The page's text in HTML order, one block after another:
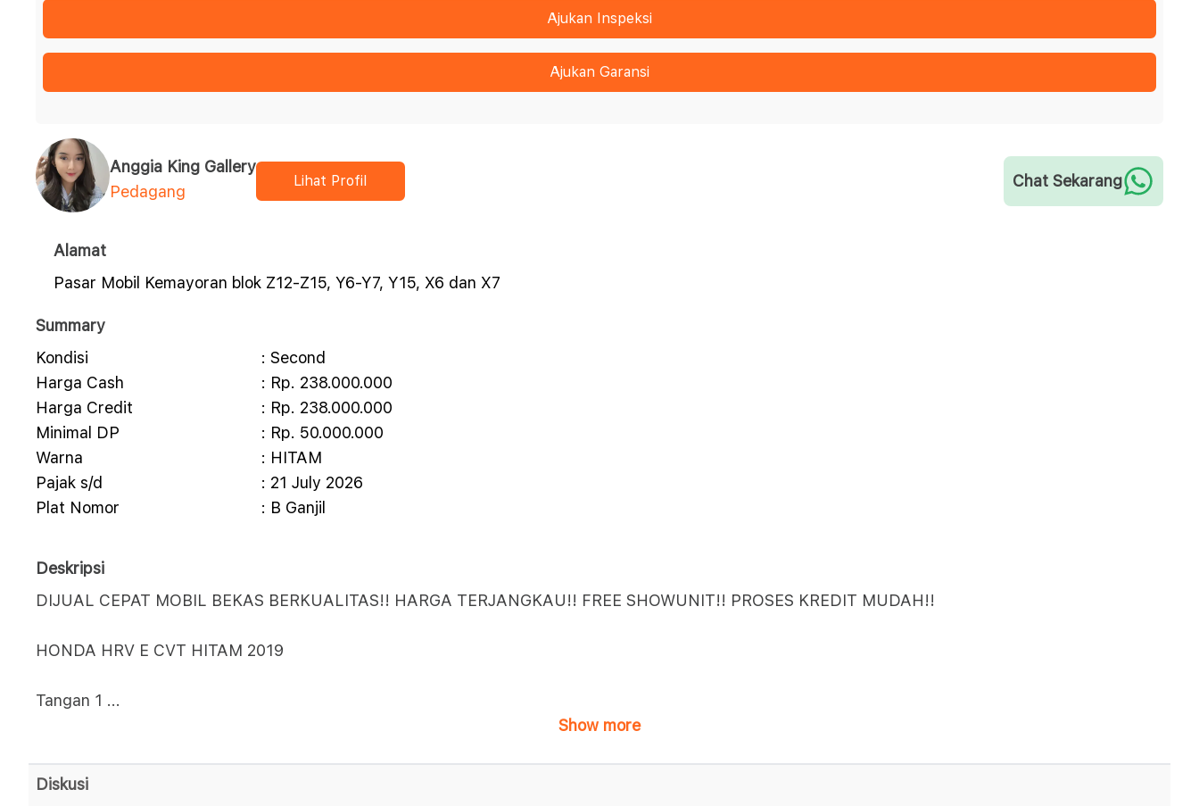
Ajukan Inspeksi
Ajukan Garansi
Anggia King Gallery
Pedagang
Lihat Profil Chat Sekarang
Alamat
Pasar Mobil Kemayoran blok Z12-Z15, Y6-Y7, Y15, X6 dan X7
Summary
Kondisi
: Second
Harga Cash
: Rp. 238.000.000
Harga Credit
: Rp. 238.000.000
Minimal DP
: Rp. 50.000.000
Warna
: HITAM
Pajak s/d
: 21 July 2026
Plat Nomor
: B Ganjil
Deskripsi
DIJUAL CEPAT MOBIL BEKAS BERKUALITAS!! HARGA TERJANGKAU!! FREE SHOWUNIT!! PROSES KREDIT MUDAH!!
HONDA HRV E CVT HITAM 2019
Tangan 1 ...
Show more
Diskusi